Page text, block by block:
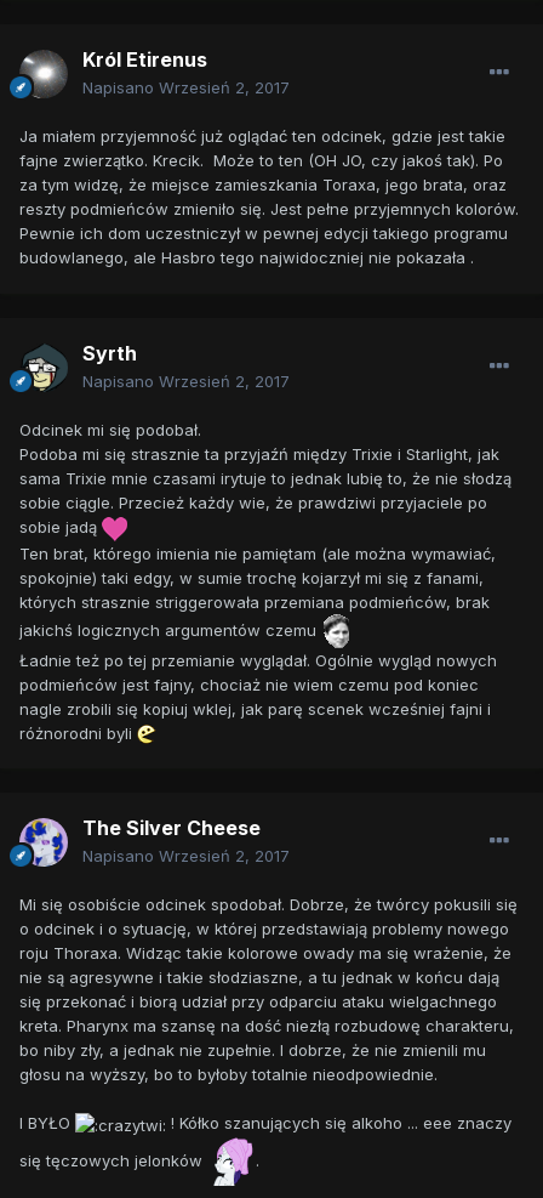
Król Etirenus
Napisano Wrzesień 2, 2017
Ja miałem przyjemność już oglądać ten odcinek, gdzie jest takie
fajne zwierzątko. Krecik. Może to ten (OH JO, czy jakoś tak). Po
za tym widzę, że miejsce zamieszkania Toraxa, jego brata, oraz
reszty podmieńców zmieniło się. Jest pełne przyjemnych kolorów.
Pewnie ich dom uczestniczył w pewnej edycji takiego programu
budowlanego, ale Hasbro tego najwidoczniej nie pokazała .
Syrth
Napisano Wrzesień 2, 2017
Odcinek mi się podobał.
Podoba mi się strasznie ta przyjaźń między Trixie i Starlight, jak
sama Trixie mnie czasami irytuje to jednak lubię to, że nie słodzą
sobie ciągle. Przecież każdy wie, że prawdziwi przyjaciele po
sobie jadą
Ten brat, którego imienia nie pamiętam (ale można wymawiać,
spokojnie) taki edgy, w sumie trochę kojarzył mi się z fanami,
których strasznie striggerowała przemiana podmieńców, brak
jakichś logicznych argumentów czemu
Ładnie też po tej przemianie wyglądał. Ogólnie wygląd nowych
podmieńców jest fajny, chociaż nie wiem czemu pod koniec
nagle zrobili się kopiuj wklej, jak parę scenek wcześniej fajni i
różnorodni byli
The Silver Cheese
Napisano Wrzesień 2, 2017
Mi się osobiście odcinek spodobał. Dobrze, że twórcy pokusili się
o odcinek i o sytuację, w której przedstawiają problemy nowego
roju Thoraxa. Widząc takie kolorowe owady ma się wrażenie, że
nie są agresywne i takie słodziaszne, a tu jednak w końcu dają
się przekonać i biorą udział przy odparciu ataku wielgachnego
kreta. Pharynx ma szansę na dość niezłą rozbudowę charakteru,
bo niby zły, a jednak nie zupełnie. I dobrze, że nie zmienili mu
głosu na wyższy, bo to byłoby totalnie nieodpowiednie.
I BYŁO
! Kółko szanujących się alkoho ... eee znaczy
się tęczowych jelonków
.